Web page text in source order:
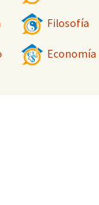
Filosofía
Economía